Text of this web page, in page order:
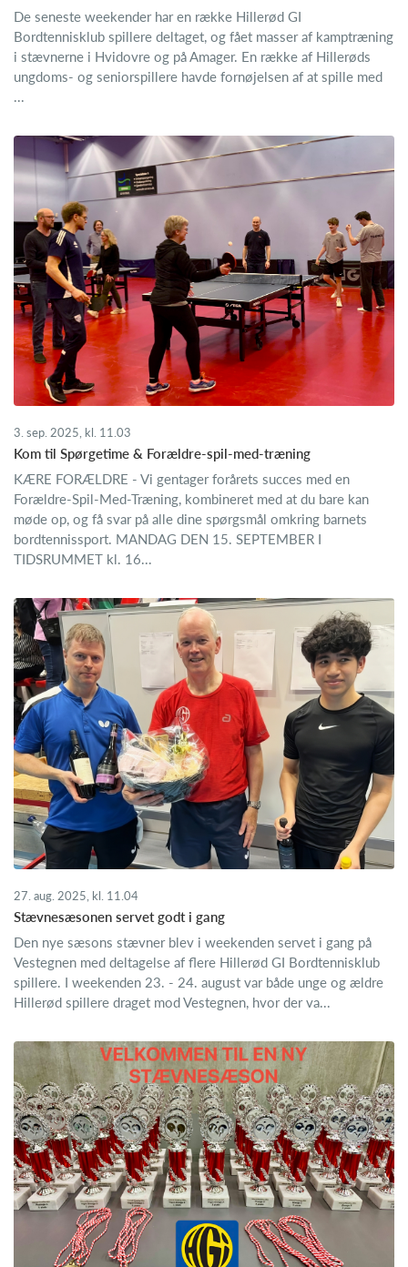
De seneste weekender har en række Hillerød GI
Bordtennisklub spillere deltaget, og fået masser af kamptræning
i stævnerne i Hvidovre og på Amager. En række af Hillerøds
ungdoms- og seniorspillere havde fornøjelsen af at spille med
...
3. sep. 2025, kl. 11.03
Kom til Spørgetime & Forældre-spil-med-træning
KÆRE FORÆLDRE - Vi gentager forårets succes med en
Forældre-Spil-Med-Træning, kombineret med at du bare kan
møde op, og få svar på alle dine spørgsmål omkring barnets
bordtennissport. MANDAG DEN 15. SEPTEMBER I
TIDSRUMMET kl. 16...
27. aug. 2025, kl. 11.04
Stævnesæsonen servet godt i gang
Den nye sæsons stævner blev i weekenden servet i gang på
Vestegnen med deltagelse af flere Hillerød GI Bordtennisklub
spillere. I weekenden 23. - 24. august var både unge og ældre
Hillerød spillere draget mod Vestegnen, hvor der va...